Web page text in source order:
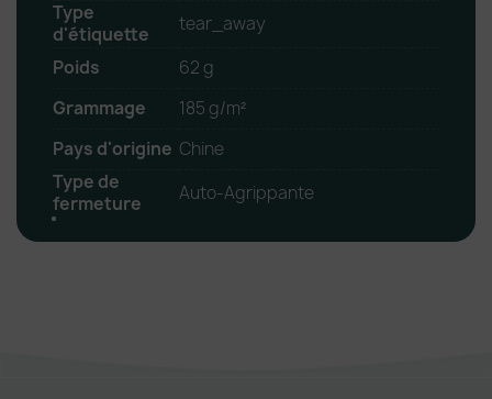
Type
d'étiquette
tear_away
Poids
62 g
Grammage
185 g/m²
Pays d'origine Chine
Type de
fermeture
Auto-Agrippante